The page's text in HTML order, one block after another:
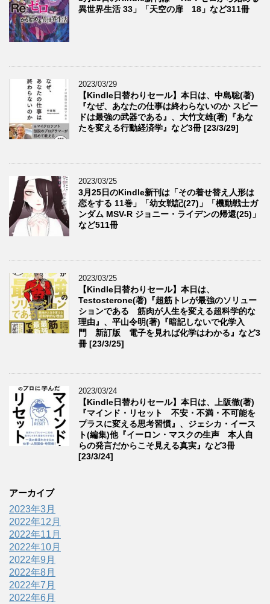
異世界生活 33」「天空の扉 18」など311冊
2023/03/29
【Kindle日替わりセール】本日は、中島聡(著)
『なぜ、あなたの仕事は終わらないのか スピー
ドは最強の武器である』、大竹文雄(著)『あな
たを変える行動経済学』など3冊 [23/3/29]
2023/03/25
3月25日のKindle新刊は「その着せ替え人形は
恋をする 11巻」「幼女戦記(27)」「機動戦士ガ
ンダム MSV-R ジョニー・ライデンの帰還(25)」
など511冊
2023/03/25
【Kindle日替わりセール】本日は、
Testosterone(著)『超筋トレが最強のソリュー
ションである 筋肉が人生を変える超科学的な
理由』、平山令明(著)『暗記しないで化学入
門 新訂版 電子を見れば化学はわかる』など3
冊 [23/3/25]
2023/03/24
【Kindle日替わりセール】本日は、上阪徹(著)
『マインド・リセット 不安・不満・不可能を
プラスに変える思考習慣』、ジェシカ・イース
ト(編集)他『イーロン・マスクの生声 本人自
らの発言だからこそ見える真実』など3冊
[23/3/24]
アーカイブ
2023年3月
2022年12月
2022年11月
2022年10月
2022年9月
2022年8月
2022年7月
2022年6月